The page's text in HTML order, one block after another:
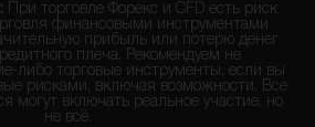
При торговле Форекс и CFD есть риск
финансовыми инструментами
прибыль или потерю денег
плеча. Рекомендуем не
либо торговые инструменты, если вы
рисками, включая возможности. Все
могут включать реальное участие, но
не всё.